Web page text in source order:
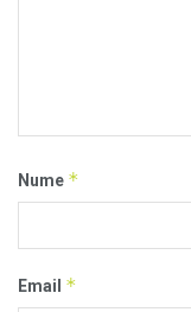
Nume *
Email *